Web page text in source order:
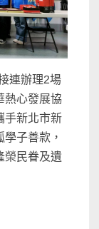
連辦理2場
熱心發展協
手新北市新
子善款，
榮民眷及遺